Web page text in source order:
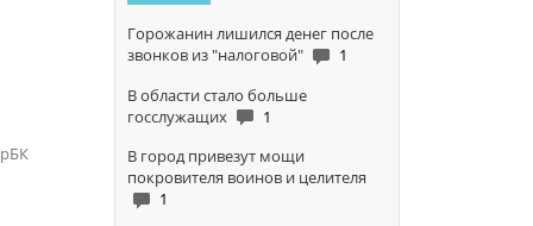
Горожанин лишился денег после
звонков из "налоговой"
1
В области стало больше
госслужащих
1
В город привезут мощи
покровителя воинов и целителя
1